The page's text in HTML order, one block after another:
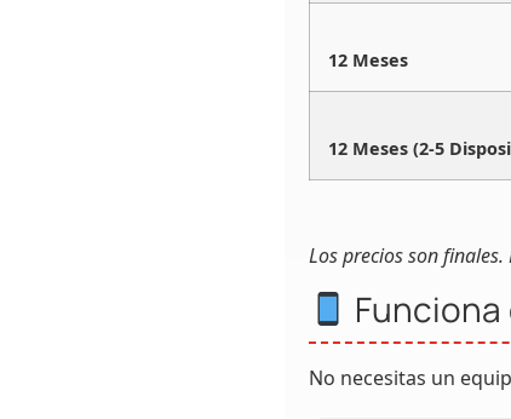
12 Meses
12 Meses (2-5
Los precios son
No necesitas un